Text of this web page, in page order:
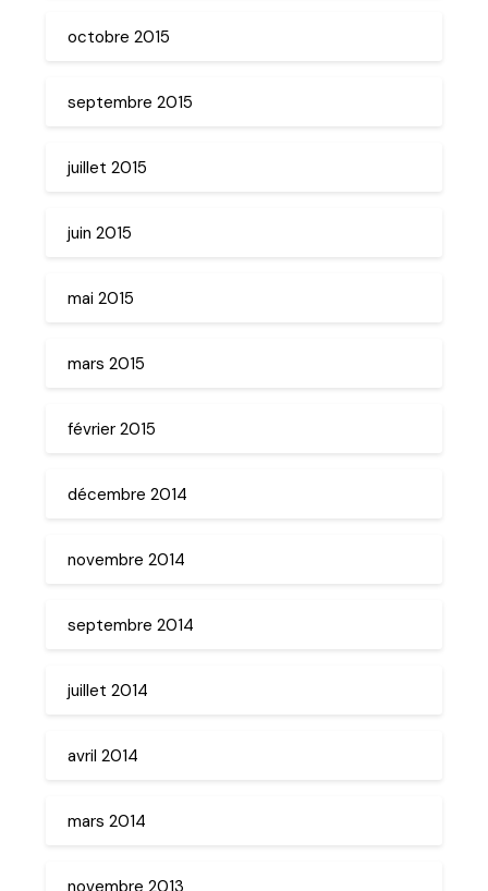
octobre 2015
septembre 2015
juillet 2015
juin 2015
mai 2015
mars 2015
février 2015
décembre 2014
novembre 2014
septembre 2014
juillet 2014
avril 2014
mars 2014
novembre 2013